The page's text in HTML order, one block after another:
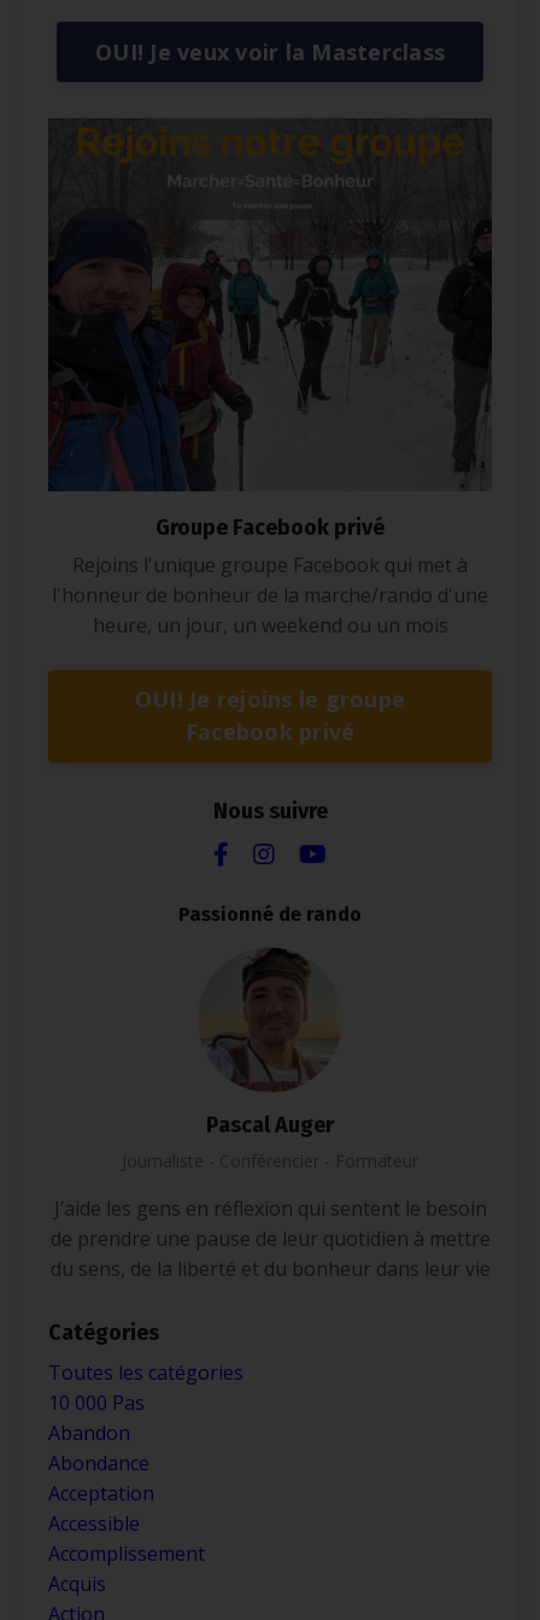
OUI! Je veux voir la Masterclass
Groupe Facebook privé
Rejoins l'unique groupe Facebook qui met à
l'honneur de bonheur de la marche/rando d'une
heure, un jour, un weekend ou un mois
OUI! Je rejoins le groupe
Facebook privé
Nous suivre
Passionné de rando
Pascal Auger
Journaliste - Conférencier - Formateur
J’aide les gens en réflexion qui sentent le besoin
de prendre une pause de leur quotidien à mettre
du sens, de la liberté et du bonheur dans leur vie
Catégories
Toutes les catégories
10 000 Pas
Abandon
Abondance
Acceptation
Accessible
Accomplissement
Acquis
Action